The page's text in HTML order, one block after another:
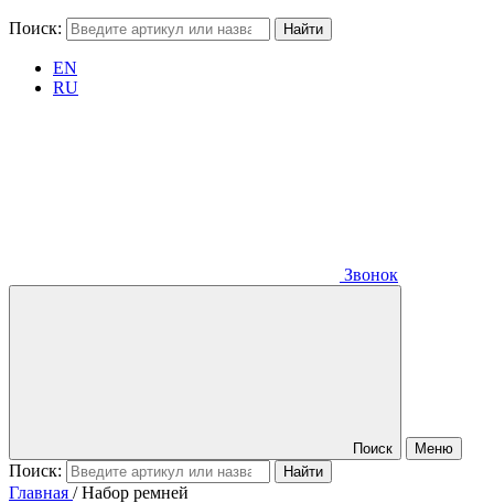
Поиск:
EN
RU
Звонок
Поиск Меню
Поиск:
Главная /Набор ремней